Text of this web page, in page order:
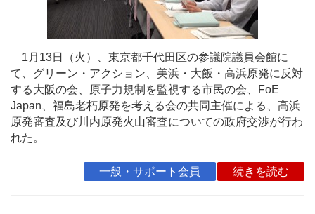
1月13日（火）、東京都千代田区の参議院議員会館に
て、グリーン・アクション、美浜・大飯・高浜原発に反対
する大阪の会、原子力規制を監視する市民の会、FoE
Japan、福島老朽原発を考える会の共同主催による、高浜
原発審査及び川内原発火山審査についての政府交渉が行わ
れた。
一般・サポート会員 続きを読む